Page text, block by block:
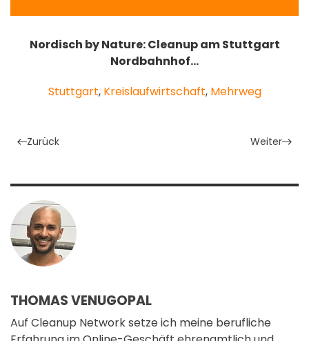
Nordisch by Nature: Cleanup am Stuttgart
Nordbahnhof…
Stuttgart, Kreislaufwirtschaft, Mehrweg
Zurück Weiter
THOMAS VENUGOPAL
Auf Cleanup Network setze ich meine berufliche